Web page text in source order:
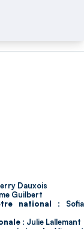
Dauxois
Guilbert
national : Sofia
: Julie Lallemant